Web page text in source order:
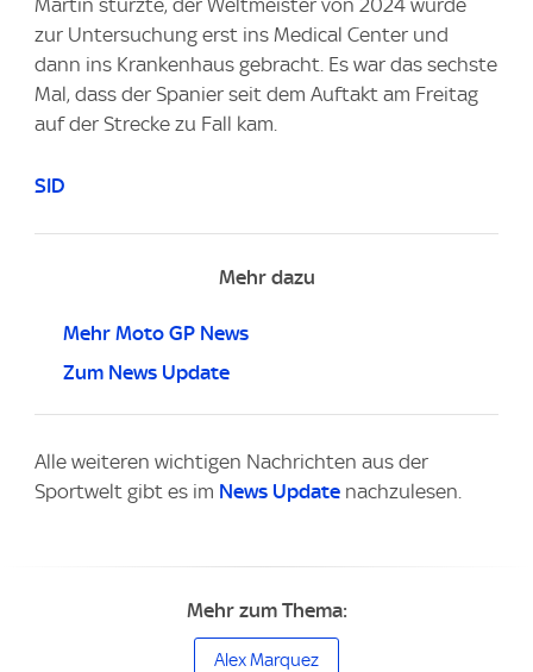
Martin stürzte, der Weltmeister von 2024 wurde
zur Untersuchung erst ins Medical Center und
dann ins Krankenhaus gebracht. Es war das sechste
Mal, dass der Spanier seit dem Auftakt am Freitag
auf der Strecke zu Fall kam.
SID
Mehr dazu
Mehr Moto GP News
Zum News Update
Alle weiteren wichtigen Nachrichten aus der
Sportwelt gibt es im News Update nachzulesen.
Mehr zum Thema:
Alex Marquez